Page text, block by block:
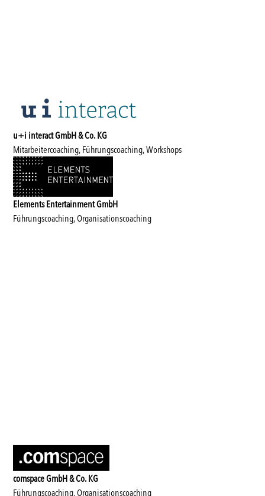
u+i interact GmbH & Co. KG
Mitarbeitercoaching, Führungscoaching, Workshops
Elements Entertainment GmbH
Führungscoaching, Organisationscoaching
comspace GmbH & Co. KG
Führungscoaching, Organisationscoaching